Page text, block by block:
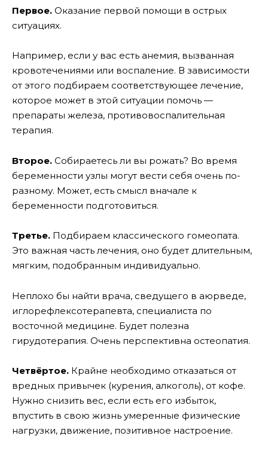
Первое. Оказание первой помощи в острых
ситуациях.
Например, если у вас есть анемия, вызванная
кровотечениями или воспаление. В зависимости
от этого подбираем соответствующее лечение,
которое может в этой ситуации помочь —
препараты железа, противовоспалительная
терапия.
Второе. Собираетесь ли вы рожать? Во время
беременности узлы могут вести себя очень по-
разному. Может, есть смысл вначале к
беременности подготовиться.
Третье. Подбираем классического гомеопата.
Это важная часть лечения, оно будет длительным,
мягким, подобранным индивидуально.
Неплохо бы найти врача, сведущего в аюрведе,
иглорефлексотерапевта, специалиста по
восточной медицине. Будет полезна
гирудотерапия. Очень перспективна остеопатия.
Четвёртое. Крайне необходимо отказаться от
вредных привычек (курения, алкоголь), от кофе.
Нужно снизить вес, если есть его избыток,
впустить в свою жизнь умеренные физические
нагрузки, движение, позитивное настроение.